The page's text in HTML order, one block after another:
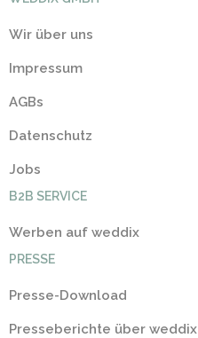
Wir über uns
Impressum
AGBs
Datenschutz
Jobs
B2B SERVICE
Werben auf weddix
PRESSE
Presse-Download
Presseberichte über weddix